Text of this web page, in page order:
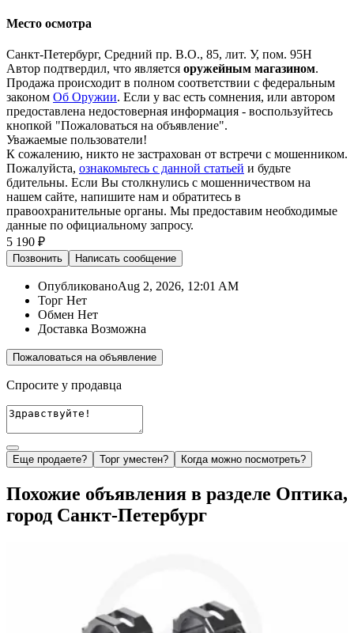
Место осмотра
Санкт-Петербург, Средний пр. В.О., 85, лит. У, пом. 95Н
Автор подтвердил, что является оружейным магазином.
Продажа происходит в полном соответствии с федеральным
законом Об Оружии. Если у вас есть сомнения, или автором
предоставлена недостоверная информация - воспользуйтесь
кнопкой "Пожаловаться на объявление".
Уважаемые пользователи!
К сожалению, никто не застрахован от встречи с мошенником.
Пожалуйста, ознакомьтесь с данной статьей и будьте
бдительны. Если Вы столкнулись с мошенничеством на
нашем сайте, напишите нам и обратитесь в
правоохранительные органы. Мы предоставим необходимые
данные по официальному запросу.
5 190 ₽
Позвонить Написать сообщение
ОпубликованоAug 2, 2026, 12:01 AM
Торг Нет
Обмен Нет
Доставка Возможна
Пожаловаться на объявление
Спросите у продавца
Еще продаете? Торг уместен? Когда можно посмотреть?
Похожие объявления в разделе Оптика,
город Санкт-Петербург